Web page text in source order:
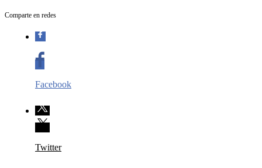
Comparte en redes
Facebook
Twitter